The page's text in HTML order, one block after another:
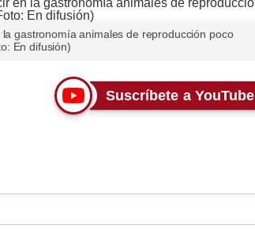
gastronomía animales de reproducción poco
En difusión)
Suscríbete a YouTube